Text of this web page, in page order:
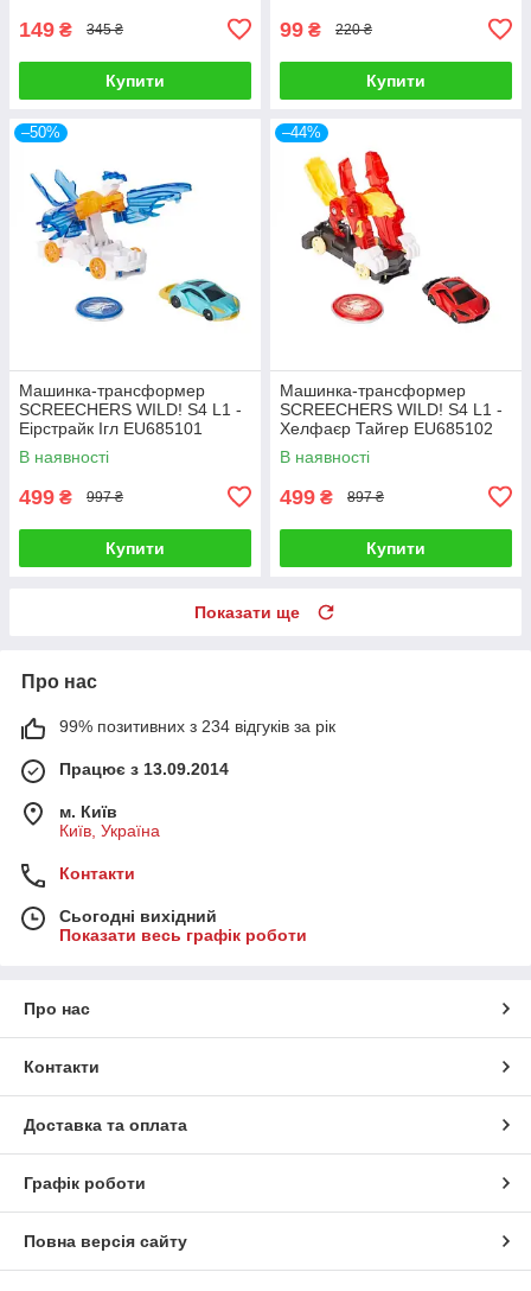
149 ₴ 345 ₴
Купити
99 ₴ 220 ₴
Купити
–50%
Машинка-трансформер
SCREECHERS WILD! S4 L1 -
Еірстрайк Ігл EU685101
В наявності
499 ₴ 997 ₴
Купити
–44%
Машинка-трансформер
SCREECHERS WILD! S4 L1 -
Хелфаєр Тайгер EU685102
В наявності
499 ₴ 897 ₴
Купити
Показати ще
Про нас
99% позитивних з 234 відгуків за рік
Працює з 13.09.2014
м. Київ
Київ, Україна
Контакти
Сьогодні вихідний
Показати весь графік роботи
Про нас
Контакти
Доставка та оплата
Графік роботи
Повна версія сайту